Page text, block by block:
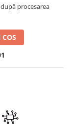
procesarea